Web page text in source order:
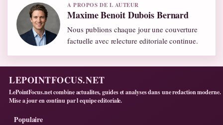
A PROPOS DE L AUTEUR
Maxime Benoit Dubois Bernard
Nous publions chaque jour une couverture
factuelle avec relecture editoriale continue.
LEPOINTFOCUS.NET
LePointFocus.net combine actualites, guides et analyses dans une redaction moderne.
Mise a jour en continu par l equipe editoriale.
Populaire